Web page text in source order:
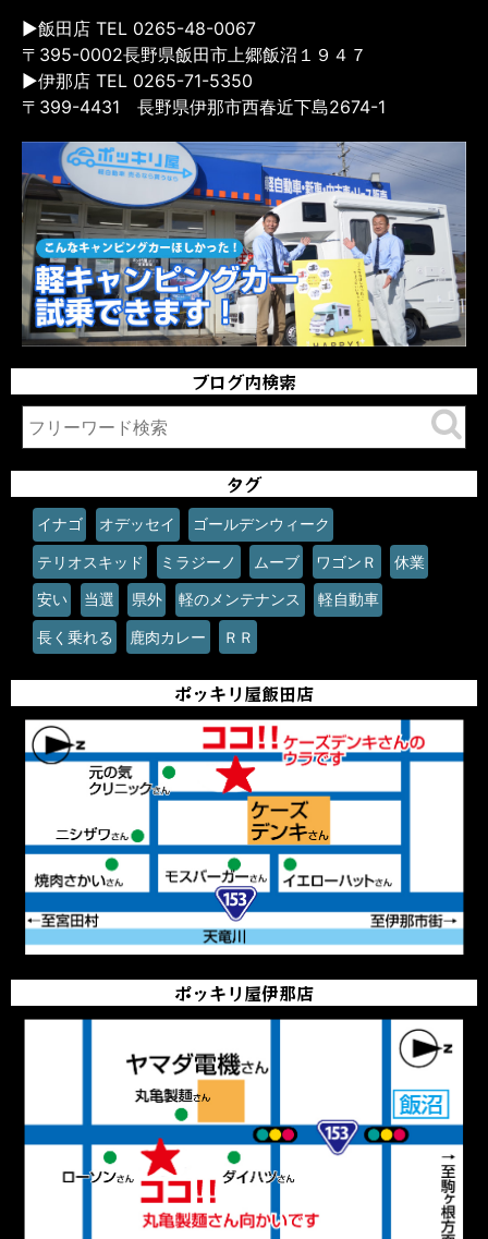
▶飯田店 TEL 0265-48-0067
〒395-0002長野県飯田市上郷飯沼１９４７
▶伊那店 TEL 0265-71-5350
〒399-4431 長野県伊那市西春近下島2674-1
ブログ内検索
タグ
イナゴ オデッセイ ゴールデンウィーク
テリオスキッド ミラジーノ ムーブ ワゴンＲ 休業
安い 当選 県外 軽のメンテナンス 軽自動車
長く乗れる 鹿肉カレー ＲＲ
ポッキリ屋飯田店
ポッキリ屋伊那店